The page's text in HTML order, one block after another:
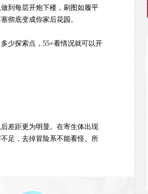
到每层开炮下楼，刷图如履平
彻底变成你家后花园。
少探索点，55+看情况就可以开
差距更为明显。在寄生体出现
足，去掉冒险系不能看怪。所